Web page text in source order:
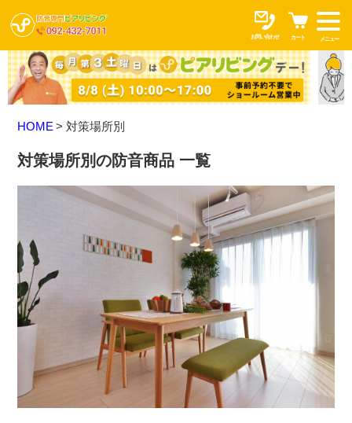
お問い合わせ カート メニュー
HOME 対策場所別
対策場所別の防音商品 一覧